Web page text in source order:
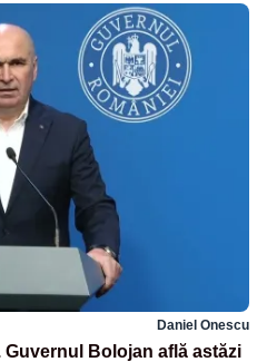
Daniel Onescu
Bolojan află astăzi